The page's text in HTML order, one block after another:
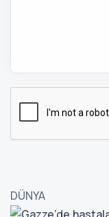
DÜNYA